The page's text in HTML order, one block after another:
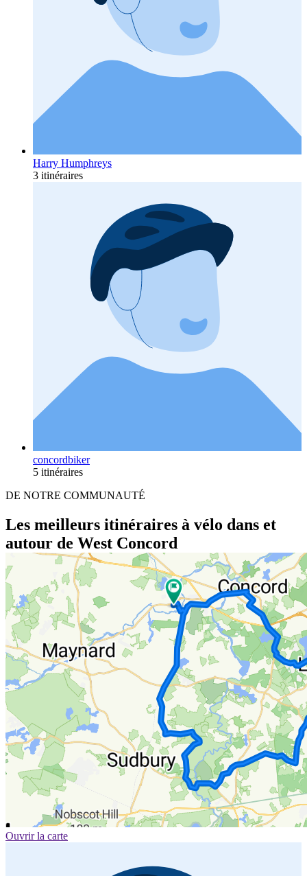
Harry Humphreys
3 itinéraires
concordbiker
5 itinéraires
DE NOTRE COMMUNAUTÉ
Les meilleurs itinéraires à vélo dans et
autour de West Concord
Ouvrir la carte